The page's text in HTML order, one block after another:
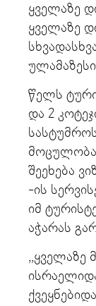
ყველაზე
ყველაზე
წელს
და 2
შეეხება
-ის
იმ
აჭარას
,,ყველაზე